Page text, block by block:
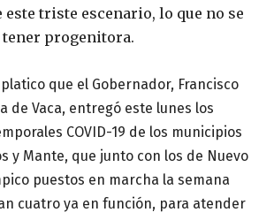
triste escenario, lo que no se
tener progenitora.
que el Gobernador, Francisco
de Vaca, entregó este lunes los
COVID-19 de los municipios
y Mante, que junto con los de Nuevo
puestos en marcha la semana
cuatro ya en función, para atender